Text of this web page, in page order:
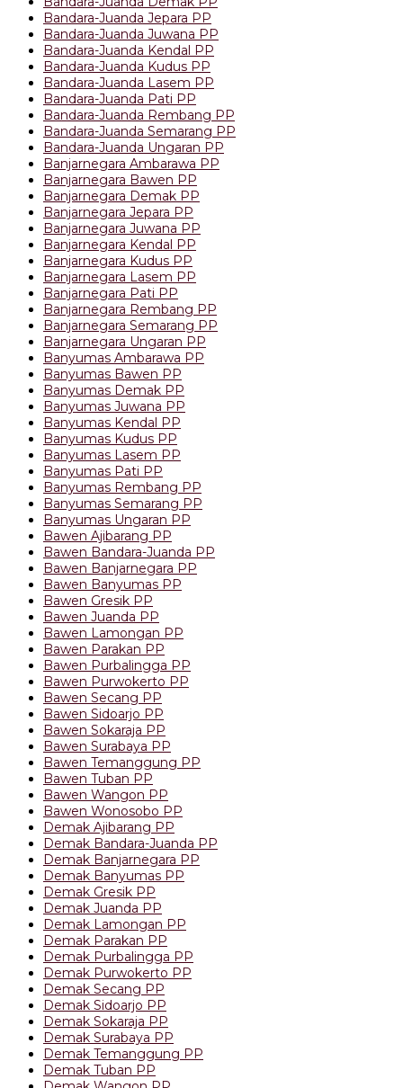
Bandara-Juanda Jepara PP
Bandara-Juanda Juwana PP
Bandara-Juanda Kendal PP
Bandara-Juanda Kudus PP
Bandara-Juanda Lasem PP
Bandara-Juanda Pati PP
Bandara-Juanda Rembang PP
Bandara-Juanda Semarang PP
Bandara-Juanda Ungaran PP
Banjarnegara Ambarawa PP
Banjarnegara Bawen PP
Banjarnegara Demak PP
Banjarnegara Jepara PP
Banjarnegara Juwana PP
Banjarnegara Kendal PP
Banjarnegara Kudus PP
Banjarnegara Lasem PP
Banjarnegara Pati PP
Banjarnegara Rembang PP
Banjarnegara Semarang PP
Banjarnegara Ungaran PP
Banyumas Ambarawa PP
Banyumas Bawen PP
Banyumas Demak PP
Banyumas Juwana PP
Banyumas Kendal PP
Banyumas Kudus PP
Banyumas Lasem PP
Banyumas Pati PP
Banyumas Rembang PP
Banyumas Semarang PP
Banyumas Ungaran PP
Bawen Ajibarang PP
Bawen Bandara-Juanda PP
Bawen Banjarnegara PP
Bawen Banyumas PP
Bawen Gresik PP
Bawen Juanda PP
Bawen Lamongan PP
Bawen Parakan PP
Bawen Purbalingga PP
Bawen Purwokerto PP
Bawen Secang PP
Bawen Sidoarjo PP
Bawen Sokaraja PP
Bawen Surabaya PP
Bawen Temanggung PP
Bawen Tuban PP
Bawen Wangon PP
Bawen Wonosobo PP
Demak Ajibarang PP
Demak Bandara-Juanda PP
Demak Banjarnegara PP
Demak Banyumas PP
Demak Gresik PP
Demak Juanda PP
Demak Lamongan PP
Demak Parakan PP
Demak Purbalingga PP
Demak Purwokerto PP
Demak Secang PP
Demak Sidoarjo PP
Demak Sokaraja PP
Demak Surabaya PP
Demak Temanggung PP
Demak Tuban PP